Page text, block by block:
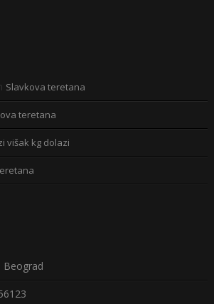
Slavkova teretana
teretana
višak kg dolazi